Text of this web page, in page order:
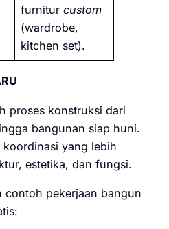
furniturcustom
(wardrobe,
kitchen set).
proses konstruksi dari
bangunan siap huni.
koordinasi yang lebih
estetika, dan fungsi.
contoh pekerjaan bangun